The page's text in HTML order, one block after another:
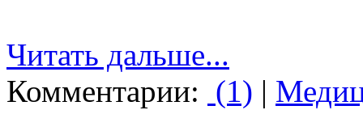
Читать дальше...
Комментарии: (1) |